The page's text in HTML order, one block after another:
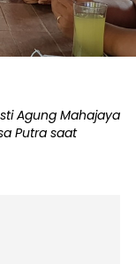
Agung Mahajaya
Putra saat